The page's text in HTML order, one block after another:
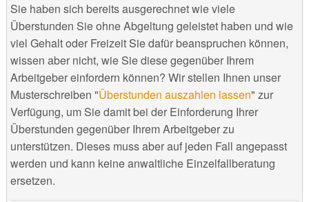
Sie haben sich bereits ausgerechnet wie viele
Überstunden Sie ohne Abgeltung geleistet haben und wie
viel Gehalt oder Freizeit Sie dafür beanspruchen können,
wissen aber nicht, wie Sie diese gegenüber Ihrem
Arbeitgeber einfordern können? Wir stellen Ihnen unser
Musterschreiben "Überstunden auszahlen lassen" zur
Verfügung, um Sie damit bei der Einforderung Ihrer
Überstunden gegenüber Ihrem Arbeitgeber zu
unterstützen. Dieses muss aber auf jeden Fall angepasst
werden und kann keine anwaltliche Einzelfallberatung
ersetzen.